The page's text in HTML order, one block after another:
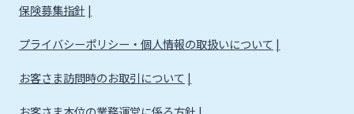
保険募集指針
プライバシーポリシー・個人情報の取扱いについて
お客さま訪問時のお取引について